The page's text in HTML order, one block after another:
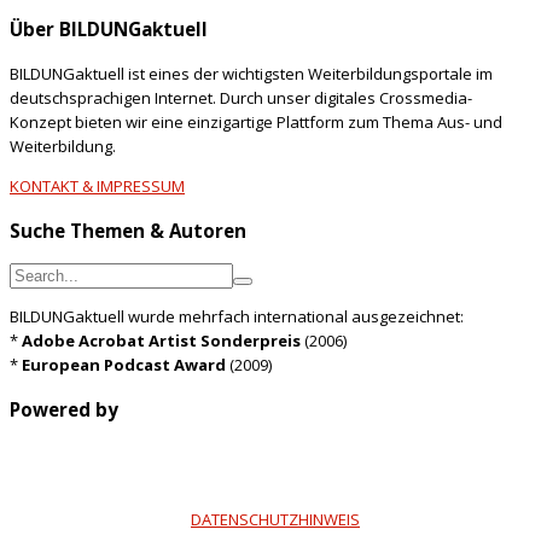
Über BILDUNGaktuell
BILDUNGaktuell ist eines der wichtigsten Weiterbildungsportale im
deutschsprachigen Internet. Durch unser digitales Crossmedia-
Konzept bieten wir eine einzigartige Plattform zum Thema Aus- und
Weiterbildung.
KONTAKT & IMPRESSUM
Suche Themen & Autoren
BILDUNGaktuell wurde mehrfach international ausgezeichnet:
*Adobe Acrobat Artist Sonderpreis(2006)
* European Podcast Award (2009)
Powered by
DATENSCHUTZHINWEIS